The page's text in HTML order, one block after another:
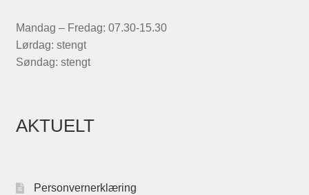
Mandag – Fredag: 07.30-15.30
Lørdag: stengt
Søndag: stengt
AKTUELT
Personvernerklæring